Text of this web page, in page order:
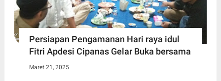
Persiapan Pengamanan Hari raya idul
Fitri Apdesi Cipanas Gelar Buka bersama
Maret 21, 2025